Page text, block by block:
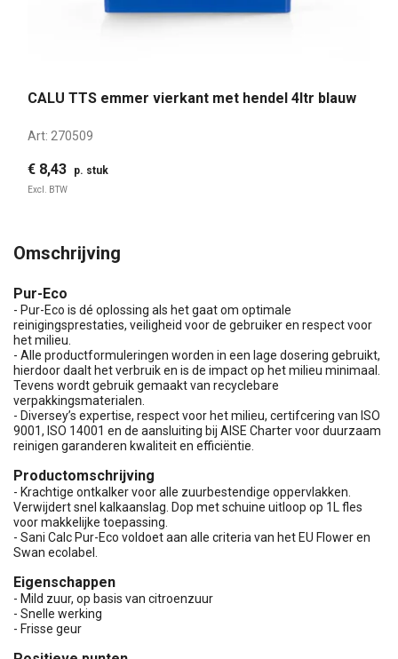
CALU TTS emmer vierkant met hendel 4ltr blauw
Art: 270509
€ 8,43 p. stuk
Excl. BTW
Omschrijving
Pur-Eco
- Pur-Eco is dé oplossing als het gaat om optimale
reinigingsprestaties, veiligheid voor de gebruiker en respect voor
het milieu.
- Alle productformuleringen worden in een lage dosering gebruikt,
hierdoor daalt het verbruik en is de impact op het milieu minimaal.
Tevens wordt gebruik gemaakt van recyclebare
verpakkingsmaterialen.
- Diversey’s expertise, respect voor het milieu, certifcering van ISO
9001, ISO 14001 en de aansluiting bij AISE Charter voor duurzaam
reinigen garanderen kwaliteit en efficiëntie.
Productomschrijving
- Krachtige ontkalker voor alle zuurbestendige oppervlakken.
Verwijdert snel kalkaanslag. Dop met schuine uitloop op 1L fles
voor makkelijke toepassing.
- Sani Calc Pur-Eco voldoet aan alle criteria van het EU Flower en
Swan ecolabel.
Eigenschappen
- Mild zuur, op basis van citroenzuur
- Snelle werking
- Frisse geur